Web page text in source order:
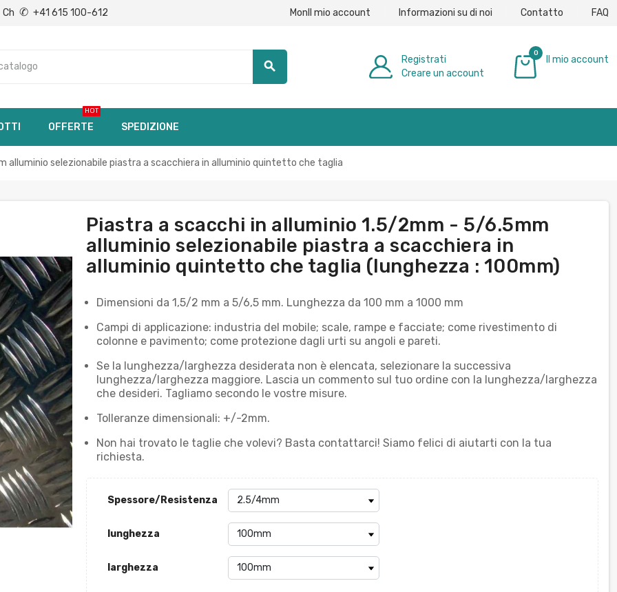
Ch ✆ +41 615 100-612 MonIl mio account Informazioni su di noi Contatto FAQ
search
Registrati
Creare un account
0
Il mio account
OFFERTE
HOT
SPEDIZIONE
alluminio selezionabile piastra a scacchiera in alluminio quintetto che taglia
Piastra a scacchi in alluminio 1.5/2mm - 5/6.5mm
alluminio selezionabile piastra a scacchiera in
alluminio quintetto che taglia (lunghezza : 100mm)
Dimensioni da 1,5/2 mm a 5/6,5 mm. Lunghezza da 100 mm a 1000 mm
Campi di applicazione: industria del mobile; scale, rampe e facciate; come rivestimento di
colonne e pavimento; come protezione dagli urti su angoli e pareti.
Se la lunghezza/larghezza desiderata non è elencata, selezionare la successiva
lunghezza/larghezza maggiore. Lascia un commento sul tuo ordine con la lunghezza/larghezza
che desideri. Tagliamo secondo le vostre misure.
Tolleranze dimensionali: +/-2mm.
Non hai trovato le taglie che volevi? Basta contattarci! Siamo felici di aiutarti con la tua
richiesta.
Spessore/Resistenza
lunghezza
larghezza